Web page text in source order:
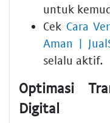
untuk
Cek Cara
Aman |
selalu aktif.
Optimasi
Digital